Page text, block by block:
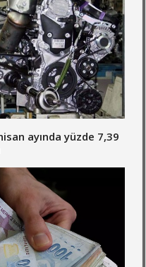
ayında yüzde 7,39